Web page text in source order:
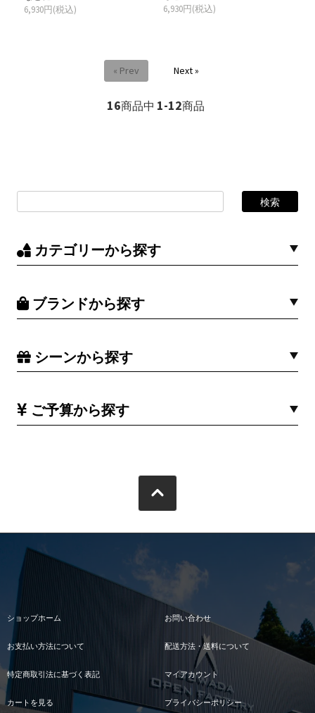
6,930円(税込)
6,930円(税込)
« Prev Next »
16商品中 1-12商品
カテゴリーから探す
ブランドから探す
シーンから探す
ご予算から探す
ショップホーム お問い合わせ
お支払い方法について 配送方法・送料について
特定商取引法に基づく表記 マイアカウント
カートを見る プライバシーポリシー